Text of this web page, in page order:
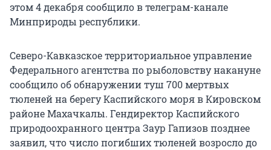
этом 4 декабря сообщило в телеграм-канале
Минприроды республики.
Северо-Кавказское территориальное управление
Федерального агентства по рыболовству накануне
сообщило об обнаружении туш 700 мертвых
тюленей на берегу Каспийского моря в Кировском
районе Махачкалы. Гендиректор Каспийского
природоохранного центра Заур Гапизов позднее
заявил, что число погибших тюленей возросло до